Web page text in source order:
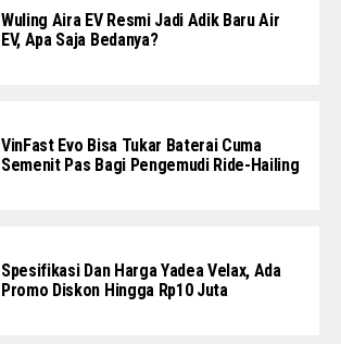
Wuling Aira EV Resmi Jadi Adik Baru Air
EV, Apa Saja Bedanya?
VinFast Evo Bisa Tukar Baterai Cuma
Semenit Pas Bagi Pengemudi Ride-Hailing
Spesifikasi Dan Harga Yadea Velax, Ada
Promo Diskon Hingga Rp10 Juta